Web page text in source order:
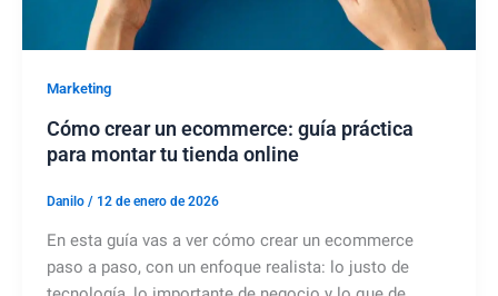
Marketing
Cómo crear un ecommerce: guía práctica
para montar tu tienda online
Danilo / 12 de enero de 2026
En esta guía vas a ver cómo crear un ecommerce
paso a paso, con un enfoque realista: lo justo de